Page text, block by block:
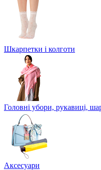
Шкарпетки і колготи
Головні убори, рукавиці,
Аксесуари